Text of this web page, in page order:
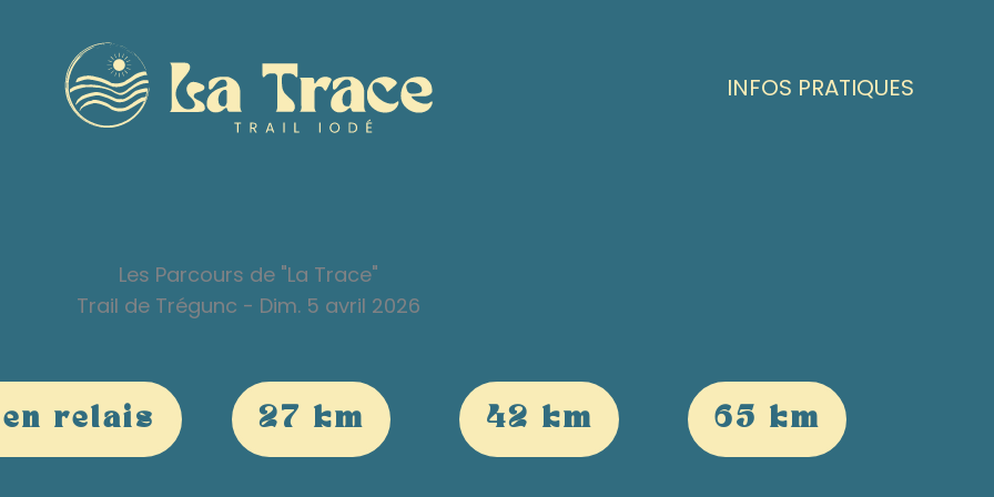
INFOS PRATIQUES
Les Parcours de "La Trace"
Trail de Trégunc - Dim. 5 avril 2026
relais 27 km 42 km 65 km